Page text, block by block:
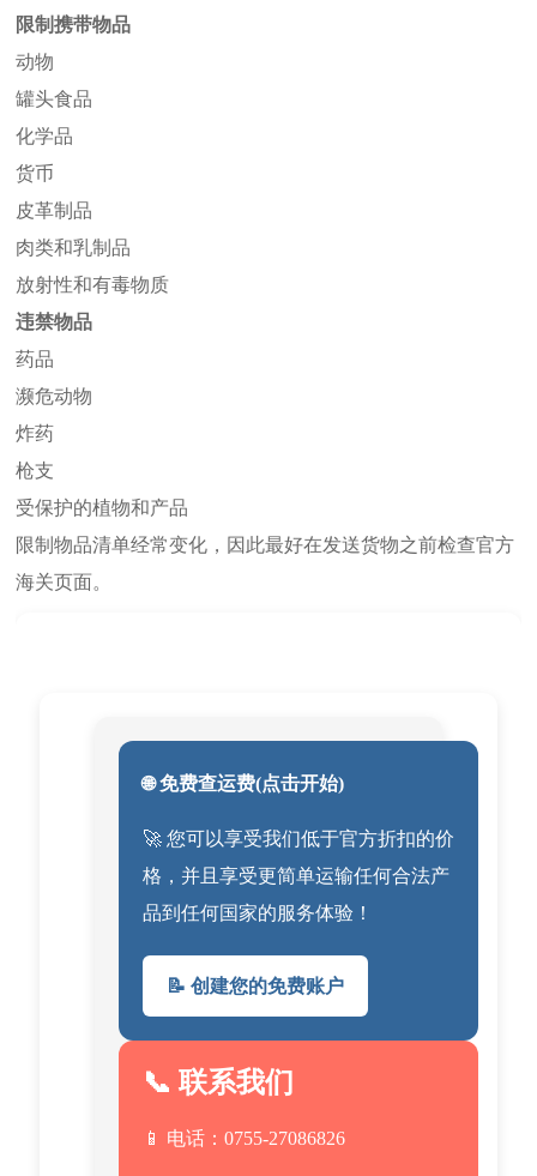
限制携带物品
动物
罐头食品
化学品
货币
皮革制品
肉类和乳制品
放射性和有毒物质
违禁物品
药品
濒危动物
炸药
枪支
受保护的植物和产品
限制物品清单经常变化，因此最好在发送货物之前检查官方
海关页面。
🌐 免费查运费(点击开始)
🚀 您可以享受我们低于官方折扣的价
格，并且享受更简单运输任何合法产
品到任何国家的服务体验！
📝 创建您的免费账户
📞 联系我们
📱 电话：0755-27086826